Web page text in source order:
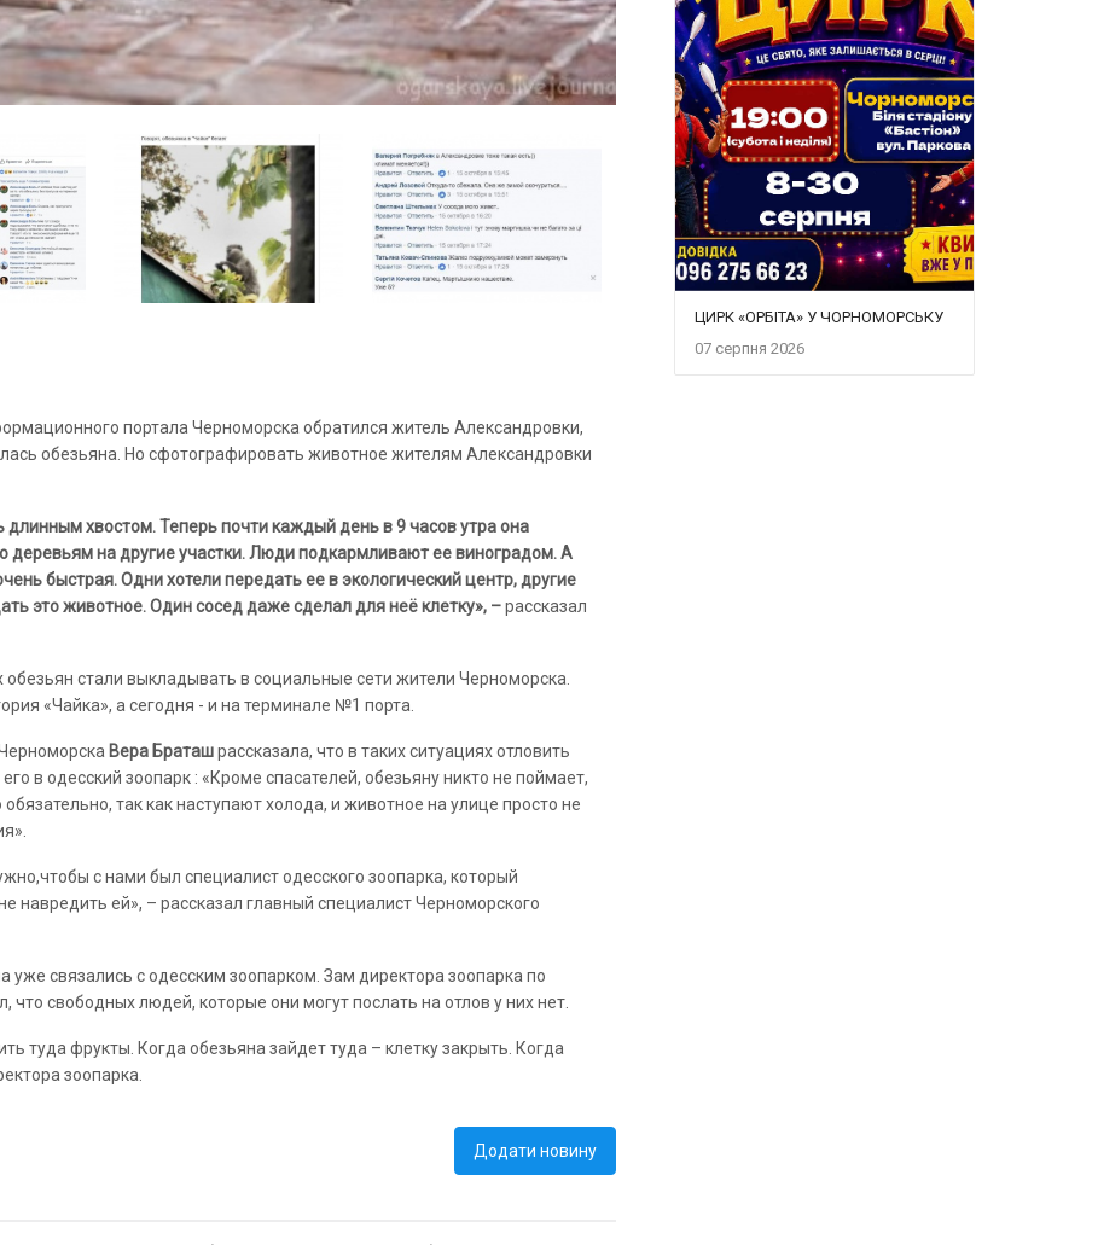
портала Черноморска обратился житель Александровки,
обезьяна. Но сфотографировать животное жителям Александровки
длинным хвостом. Теперь почти каждый день в 9 часов утра она
деревьям на другие участки. Люди подкармливают ее виноградом. А
быстрая. Одни хотели передать ее в экологический центр, другие
это животное. Один сосед даже сделал для неё клетку», –рассказал
стали выкладывать в социальные сети жители Черноморска.
«Чайка», а сегодня - и на терминале №1 порта.
Вера Браташрассказала, что в таких ситуациях отловить
в одесский зоопарк : «Кроме спасателей, обезьяну никто не поймает,
так как наступают холода, и животное на улице просто не
с нами был специалист одесского зоопарка, который
навредить ей», – рассказал главный специалист Черноморского
связались с одесским зоопарком. Зам директора зоопарка по
свободных людей, которые они могут послать на отлов у них нет.
туда фрукты. Когда обезьяна зайдет туда – клетку закрыть. Когда
зоопарка.
Додати новину
ЦИРК «ОРБІТА» У ЧОРНОМОРСЬКУ
07 серпня 2026